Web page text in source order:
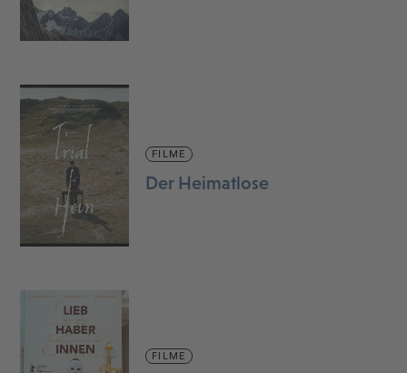
FILME
Der Heimatlose
FILME